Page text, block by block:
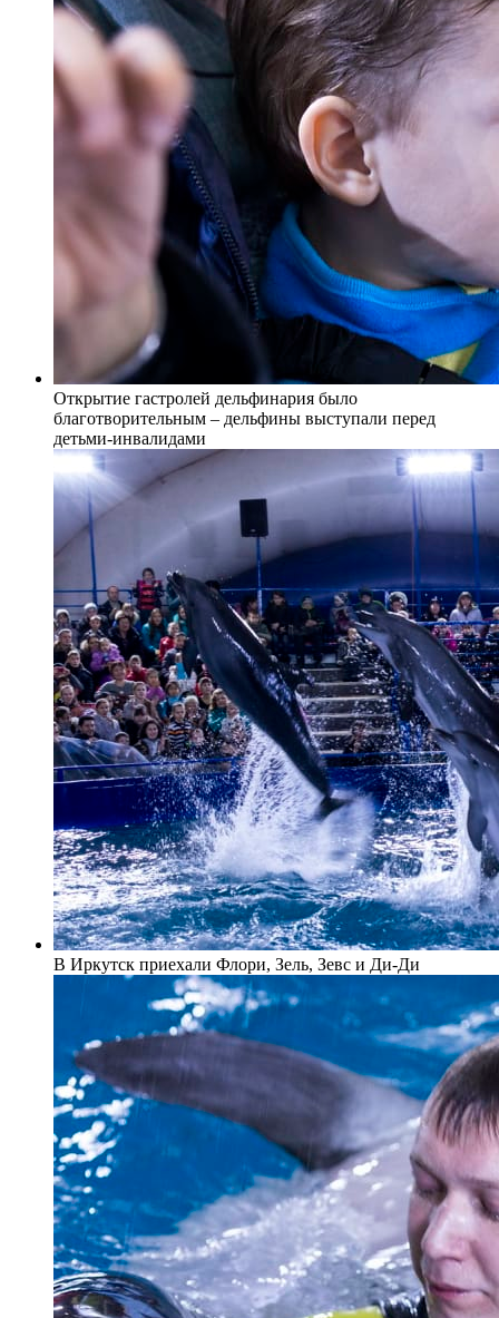
Открытие гастролей дельфинария было
благотворительным – дельфины выступали перед
детьми-инвалидами
В Иркутск приехали Флори, Зель, Зевс и Ди-Ди